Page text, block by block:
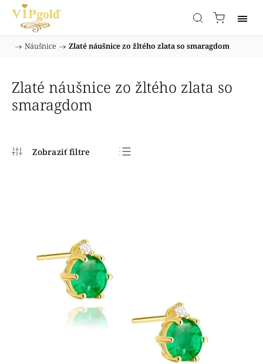
/ Náušnice / Zlaté náušnice zo žltého zlata so smaragdom
Zlaté náušnice zo žltého zlata so
smaragdom